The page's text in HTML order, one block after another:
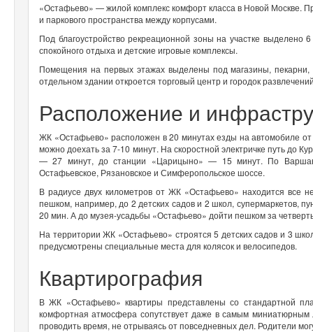
«Остафьево» — жилой комплекс комфорт класса в Новой Москве.
и паркового пространства между корпусами.
Под благоустройство рекреационной зоны на участке
спокойного отдыха и детские игровые комплексы.
Помещения на первых этажах выделены под магазины,
отдельном здании откроется торговый центр и городок
Расположение и
ЖК «Остафьево» расположен в 20 минутах езды на автомобиле
можно доехать за 7-10 минут. На скоростной электричке путь до
— 27 минут, до станции «Царицыно» — 15 минут. По
Остафьевское, Рязановское и Симферопольское шоссе.
В радиусе двух километров от ЖК «Остафьево» находится все
пешком, например, до 2 детских садов и 2 школ, супермаркетов,
20 мин. А до музея-усадьбы «Остафьево» дойти пешком за
На территории ЖК «Остафьево» строятся 5 детских садов и 3
предусмотрены специальные места для колясок и велосипедов.
Квартирография
В ЖК «Остафьево» квартиры представлены со стандартной
комфортная атмосфера сопутствует даже в самым миниатюрным
проводить время, не отрываясь от повседневных дел. Родители